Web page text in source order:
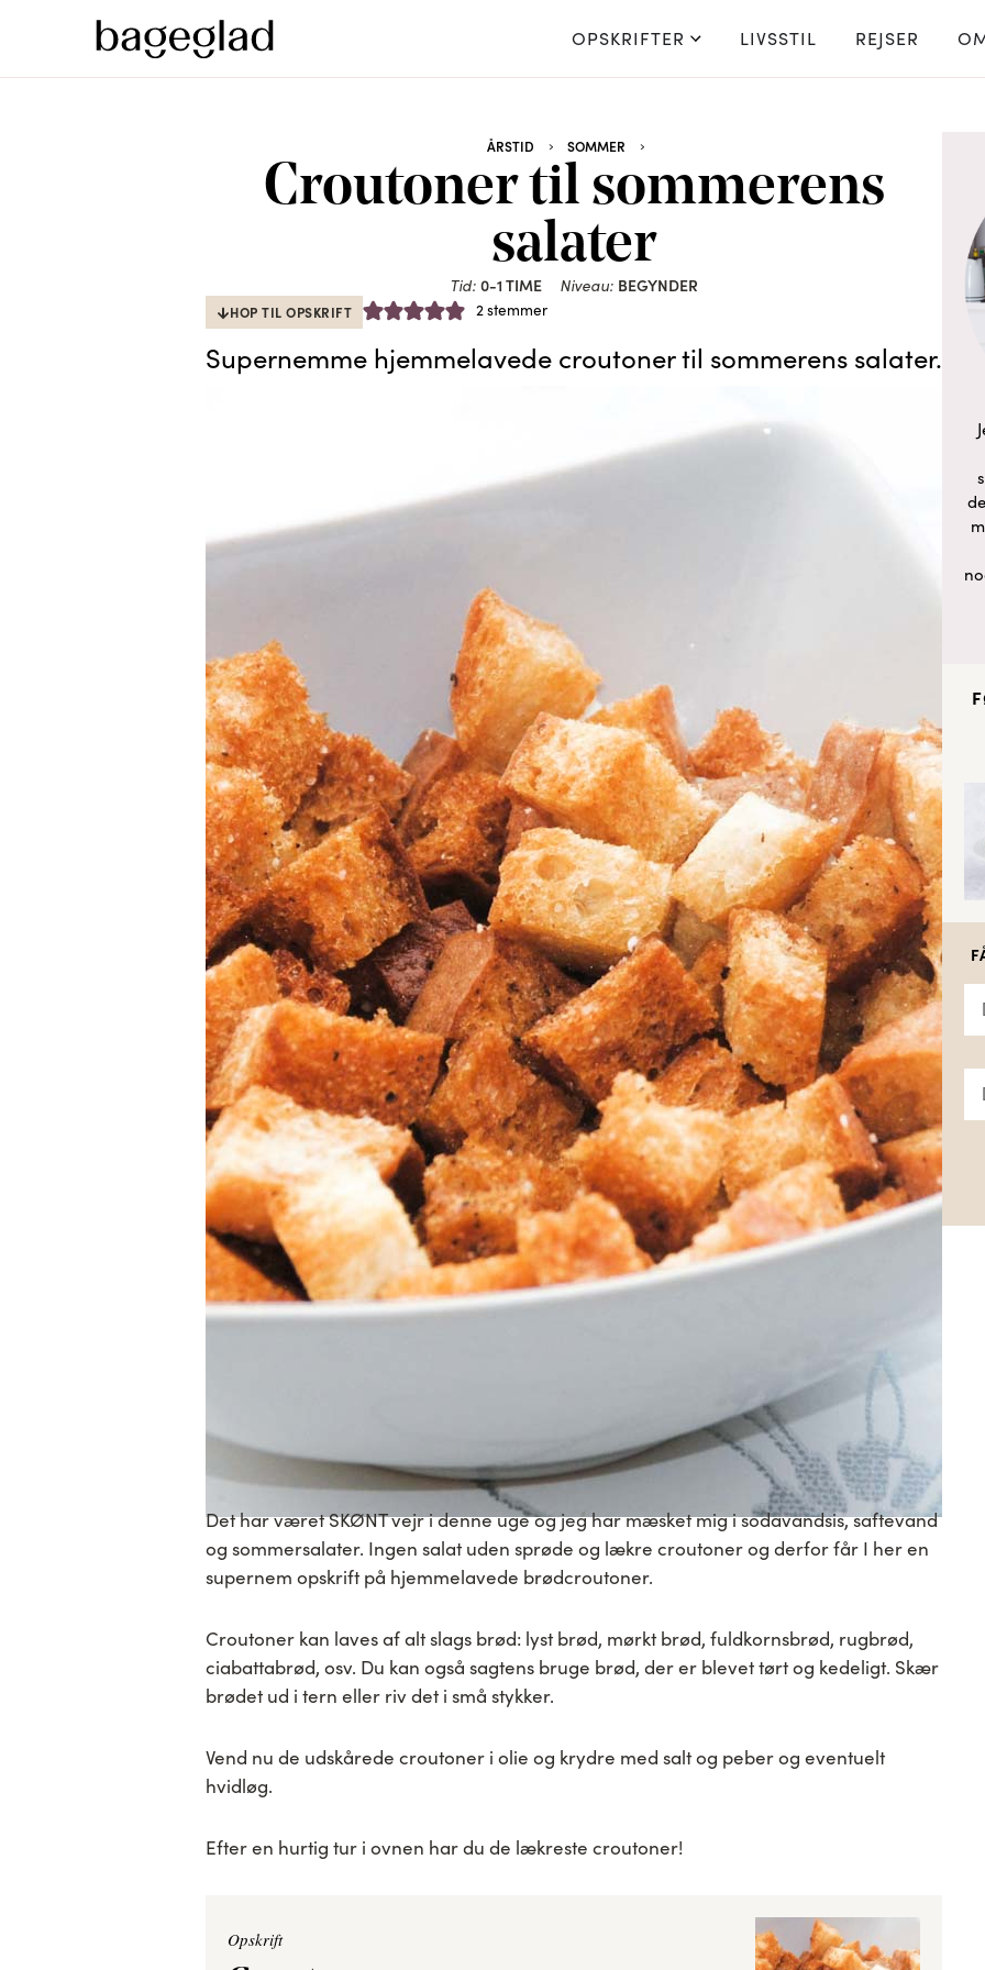
OPSKRIFTER LIVSSTIL REJSER
ÅRSTID SOMMER
Croutoner til sommerens
salater
Tid: 0-1 TIME Niveau: BEGYNDER
HOP TIL OPSKRIFT 2stemmer
Supernemme hjemmelavede croutoner til sommerens salater.
Det har været SKØNT vejr i denne uge og jeg har mæsket mig i sodavandsis, saftevand
og sommersalater. Ingen salat uden sprøde og lækre croutoner og derfor får I her en
supernem opskrift på hjemmelavede brødcroutoner.
Croutoner kan laves af alt slags brød: lyst brød, mørkt brød, fuldkornsbrød, rugbrød,
ciabattabrød, osv. Du kan også sagtens bruge brød, der er blevet tørt og kedeligt. Skær
brødet ud i tern eller riv det i små stykker.
Vend nu de udskårede croutoner i olie og krydre med salt og peber og eventuelt
hvidløg.
Efter en hurtig tur i ovnen har du de lækreste croutoner!
Opskrift